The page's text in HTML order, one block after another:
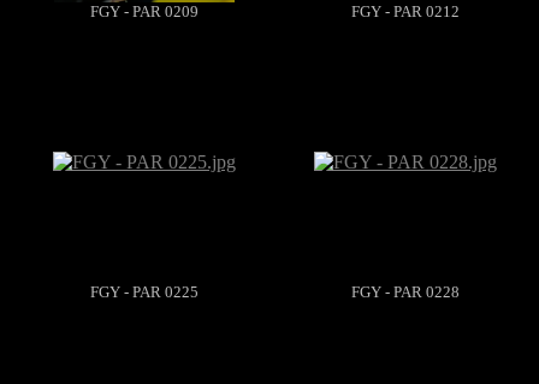
FGY - PAR 0209 FGY - PAR 0212
FGY - PAR 0225 FGY - PAR 0228